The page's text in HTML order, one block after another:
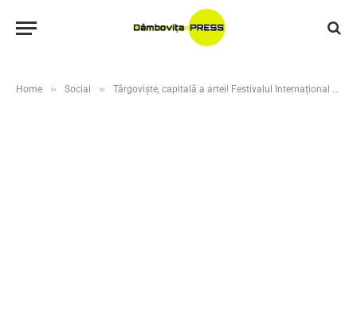
Home » Social » Târgoviște, capitală a artei! Festivalul Internațional al Artelor Spectacolului „BABEL” revine în 2026